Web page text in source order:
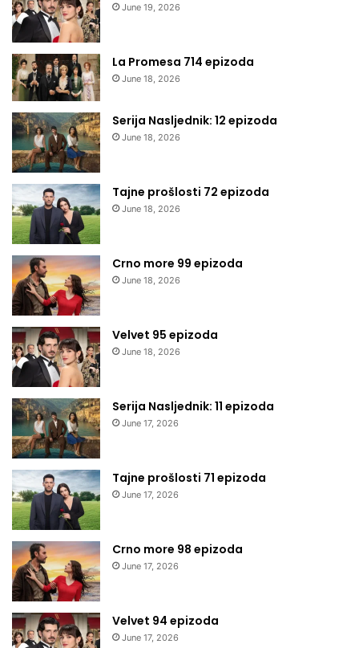
June 19, 2026
La Promesa 714 epizoda
June 18, 2026
Serija Nasljednik: 12 epizoda
June 18, 2026
Tajne prošlosti 72 epizoda
June 18, 2026
Crno more 99 epizoda
June 18, 2026
Velvet 95 epizoda
June 18, 2026
Serija Nasljednik: 11 epizoda
June 17, 2026
Tajne prošlosti 71 epizoda
June 17, 2026
Crno more 98 epizoda
June 17, 2026
Velvet 94 epizoda
June 17, 2026